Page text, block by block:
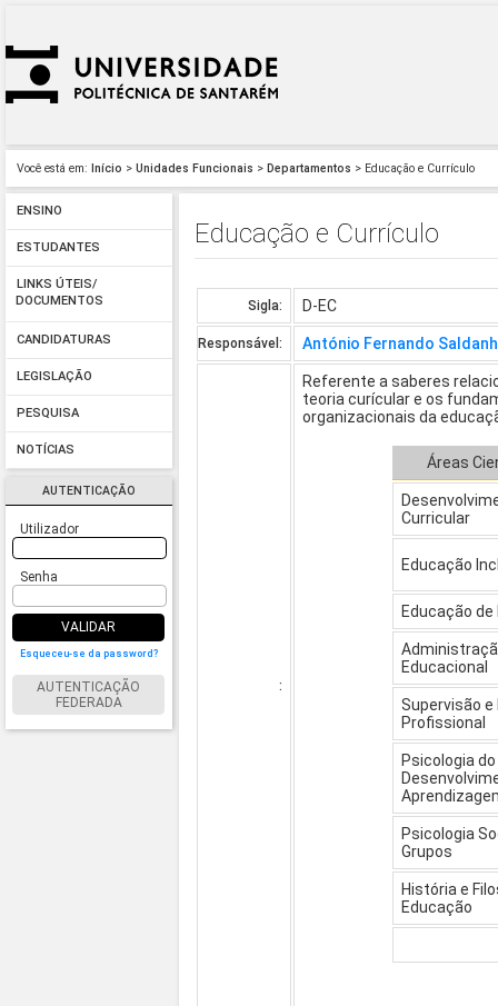
Você está em: Início > Unidades Funcionais > Departamentos > Educação e Currículo
ENSINO
ESTUDANTES
LINKS ÚTEIS/
DOCUMENTOS
CANDIDATURAS
LEGISLAÇÃO
PESQUISA
NOTÍCIAS
AUTENTICAÇÃO
Utilizador
Senha
VALIDAR
Esqueceu-se da password?
AUTENTICAÇÃO
FEDERADA
Educação e Currículo
Sigla: D-EC
Responsável: António Fernando
:
Referente a saberes
teoria curícular e os
organizacionais da
Áreas
Curricular
Educação
Educação
Educacional
Supervisão
Profissional
Psicologia do
Psicologia
Grupos
História e
Educação